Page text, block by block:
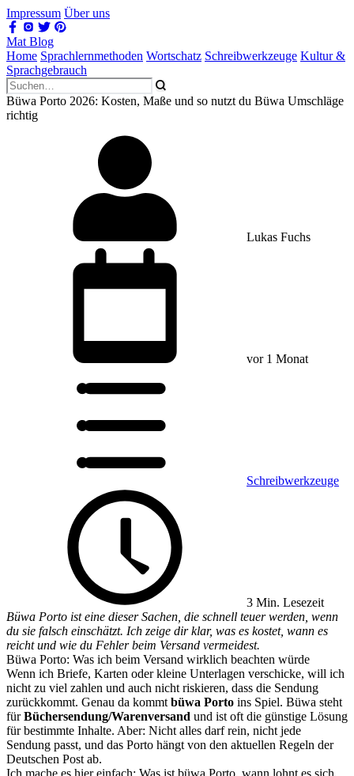
Impressum Über uns
Mat Blog
Home Sprachlernmethoden Wortschatz Schreibwerkzeuge Kultur &
Sprachgebrauch
Büwa Porto 2026: Kosten, Maße und so nutzt du Büwa Umschläge
richtig
Lukas Fuchs
vor 1 Monat
Schreibwerkzeuge
3 Min. Lesezeit
Büwa Porto ist eine dieser Sachen, die schnell teuer werden, wenn
du sie falsch einschätzt. Ich zeige dir klar, was es kostet, wann es
reicht und wie du Fehler beim Versand vermeidest.
Büwa Porto: Was ich beim Versand wirklich beachten würde
Wenn ich Briefe, Karten oder kleine Unterlagen verschicke, will ich
nicht zu viel zahlen und auch nicht riskieren, dass die Sendung
zurückkommt. Genau da kommt büwa Porto ins Spiel. Büwa steht
fürBüchersendung/Warenversand und ist oft die günstige Lösung
für bestimmte Inhalte. Aber: Nicht alles darf rein, nicht jede
Sendung passt, und das Porto hängt von den aktuellen Regeln der
Deutschen Post ab.
Ich mache es hier einfach: Was ist büwa Porto, wann lohnt es sich,